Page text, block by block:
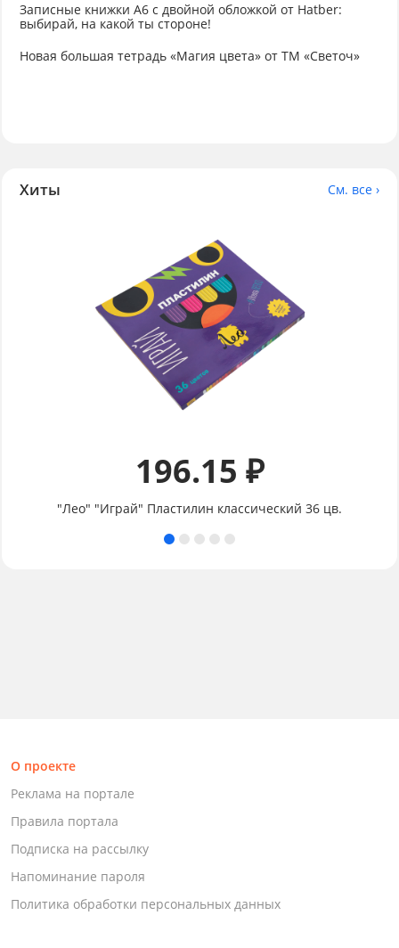
Записные книжки А6 с двойной обложкой от Hatber:
выбирай, на какой ты стороне!
Новая большая тетрадь «Магия цвета» от ТМ «Светоч»
Хиты См. все ›
196.15 ₽
"Лео" "Играй" Пластилин классический 36 цв.
О проекте
Реклама на портале
Правила портала
Подписка на рассылку
Напоминание пароля
Политика обработки персональных данных